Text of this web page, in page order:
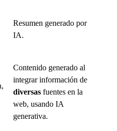
Resumen generado por
IA.
Contenido generado al
integrar información de
diversas fuentes en la
web, usando IA
generativa.